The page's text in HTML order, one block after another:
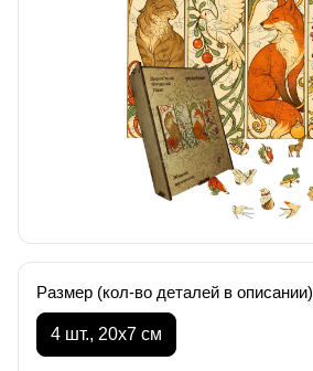
Размер (кол-во деталей в описании)
4 шт., 20х7 см